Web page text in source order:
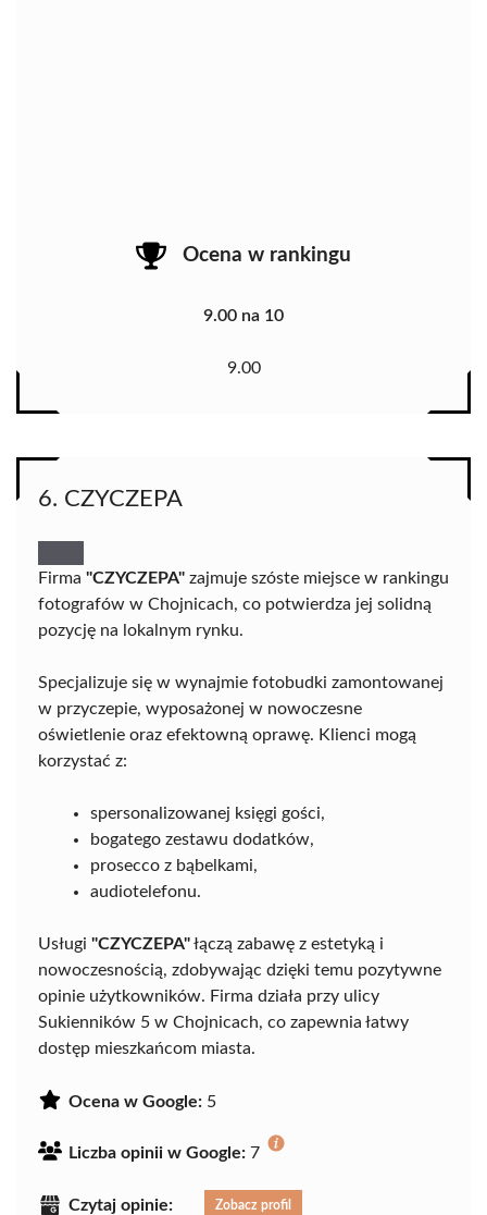
Ocena w rankingu
9.00 na 10
9.00
6. CZYCZEPA
Firma "CZYCZEPA" zajmuje szóste miejsce w rankingu
fotografów w Chojnicach, co potwierdza jej solidną
pozycję na lokalnym rynku.
Specjalizuje się w wynajmie fotobudki zamontowanej
w przyczepie, wyposażonej w nowoczesne
oświetlenie oraz efektowną oprawę. Klienci mogą
korzystać z:
spersonalizowanej księgi gości,
bogatego zestawu dodatków,
prosecco z bąbelkami,
audiotelefonu.
Usługi "CZYCZEPA"łączą zabawę z estetyką i
nowoczesnością, zdobywając dzięki temu pozytywne
opinie użytkowników. Firma działa przy ulicy
Sukienników 5 w Chojnicach, co zapewnia łatwy
dostęp mieszkańcom miasta.
Ocena w Google: 5
Liczba opinii w Google: 7
Czytaj opinie: Zobacz profil